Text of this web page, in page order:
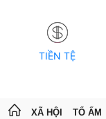
TIỀN TỆ
XÃ HỘI TỔ ẤM